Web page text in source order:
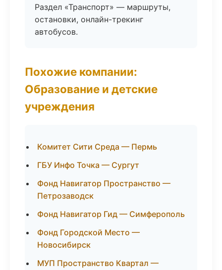
Раздел «Транспорт» — маршруты,
остановки, онлайн-трекинг
автобусов.
Похожие компании:
Образование и детские
учреждения
Комитет Сити Среда — Пермь
ГБУ Инфо Точка — Сургут
Фонд Навигатор Пространство —
Петрозаводск
Фонд Навигатор Гид — Симферополь
Фонд Городской Место —
Новосибирск
МУП Пространство Квартал —